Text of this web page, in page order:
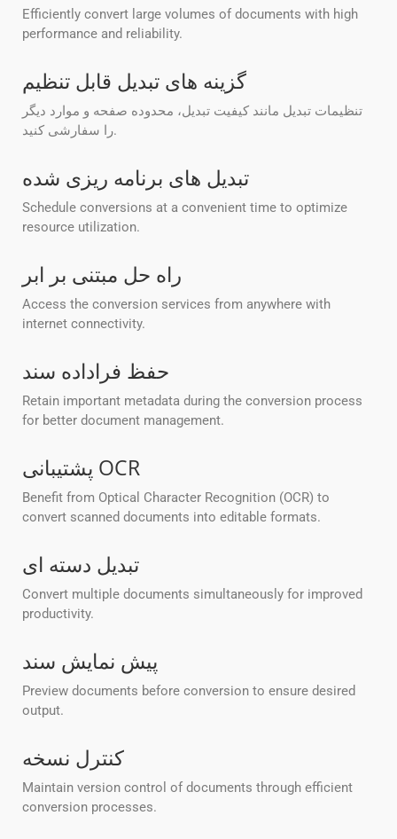
Efficiently convert large volumes of documents with high
performance and reliability.
گزینه های تبدیل قابل تنظیم
تنظیمات تبدیل مانند کیفیت تبدیل، محدوده صفحه و موارد دیگر
را سفارشی کنید.
تبدیل های برنامه ریزی شده
Schedule conversions at a convenient time to optimize
resource utilization.
راه حل مبتنی بر ابر
Access the conversion services from anywhere with
internet connectivity.
حفظ فراداده سند
Retain important metadata during the conversion process
for better document management.
پشتیبانی OCR
Benefit from Optical Character Recognition (OCR) to
convert scanned documents into editable formats.
تبدیل دسته ای
Convert multiple documents simultaneously for improved
productivity.
پیش نمایش سند
Preview documents before conversion to ensure desired
output.
کنترل نسخه
Maintain version control of documents through efficient
conversion processes.